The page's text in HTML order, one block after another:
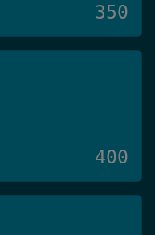
350
400